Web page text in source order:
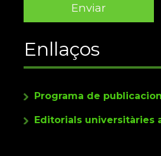
Enllaços
Programa de
Editorials universitàries